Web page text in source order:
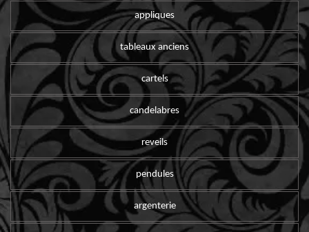
appliques
tableaux anciens
cartels
candelabres
reveils
pendules
argenterie